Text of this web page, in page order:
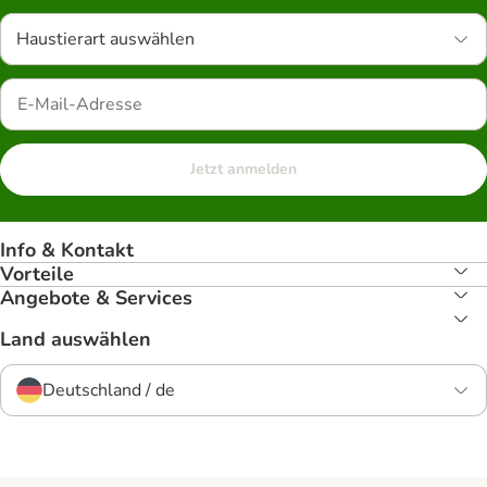
Haustierart auswählen
Jetzt anmelden
Info & Kontakt
Vorteile
Angebote & Services
Land auswählen
Deutschland / de